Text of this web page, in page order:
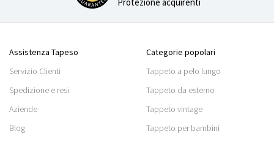
Assistenza Tapeso
Servizio Clienti
Spedizione e resi
Aziende
Blog
Categorie popolari
Tappeto a pelo lungo
Tappeto da esterno
Tappeto vintage
Tappeto per bambini